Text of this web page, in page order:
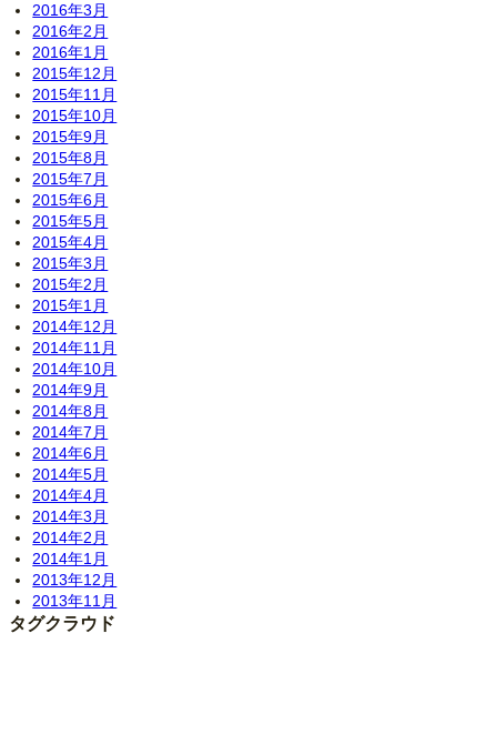
2016年3月
2016年2月
2016年1月
2015年12月
2015年11月
2015年10月
2015年9月
2015年8月
2015年7月
2015年6月
2015年5月
2015年4月
2015年3月
2015年2月
2015年1月
2014年12月
2014年11月
2014年10月
2014年9月
2014年8月
2014年7月
2014年6月
2014年5月
2014年4月
2014年3月
2014年2月
2014年1月
2013年12月
2013年11月
タグクラウド